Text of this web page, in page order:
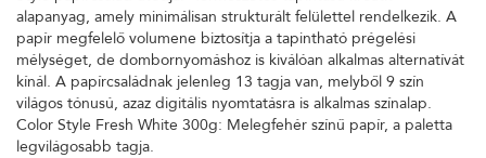
alapanyag, amely minimálisan strukturált felülettel rendelkezik. A
papír megfelelő volumene biztosítja a tapintható prégelési
mélységet, de dombornyomáshoz is kiválóan alkalmas alternatívát
kínál. A papírcsaládnak jelenleg 13 tagja van, melyből 9 szín
világos tónusú, azaz digitális nyomtatásra is alkalmas színalap.
Color Style Fresh White 300g: Melegfehér színű papír, a paletta
legvilágosabb tagja.